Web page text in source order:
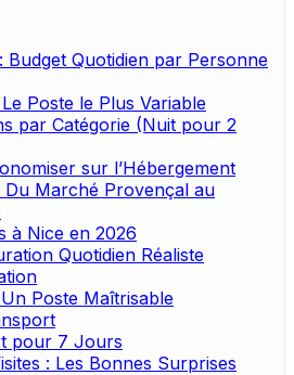
Budget Quotidien par Personne
Poste le Plus Variable
par Catégorie (Nuit pour 2
sur l’Hébergement
Du Marché Provençal au
à Nice en 2026
Quotidien Réaliste
Poste Maîtrisable
pour 7 Jours
: Les Bonnes Surprises